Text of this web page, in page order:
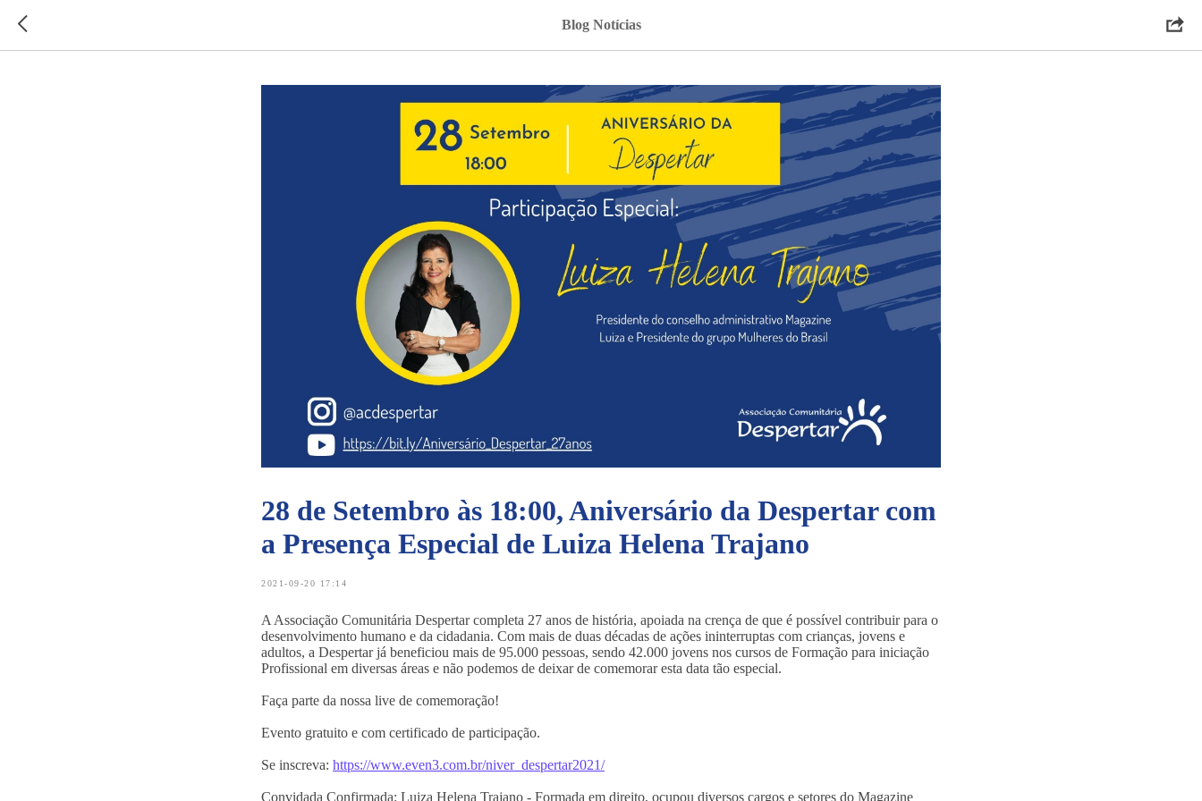
Blog Notícias
28 de Setembro às 18:00, Aniversário da Despertar com
a Presença Especial de Luiza Helena Trajano
2021-09-20 17:14
A Associação Comunitária Despertar completa 27 anos de história, apoiada na crença de que é possível contribuir para o
desenvolvimento humano e da cidadania. Com mais de duas décadas de ações ininterruptas com crianças, jovens e
adultos, a Despertar já beneficiou mais de 95.000 pessoas, sendo 42.000 jovens nos cursos de Formação para iniciação
Profissional em diversas áreas e não podemos de deixar de comemorar esta data tão especial.
Faça parte da nossa live de comemoração!
Evento gratuito e com certificado de participação.
Se inscreva: https://www.even3.com.br/niver_despertar2021/
Convidada Confirmada: Luiza Helena Trajano - Formada em direito, ocupou diversos cargos e setores do Magazine